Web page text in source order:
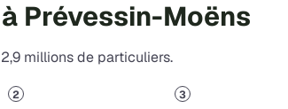
Prévessin-Moëns
millions de particuliers.